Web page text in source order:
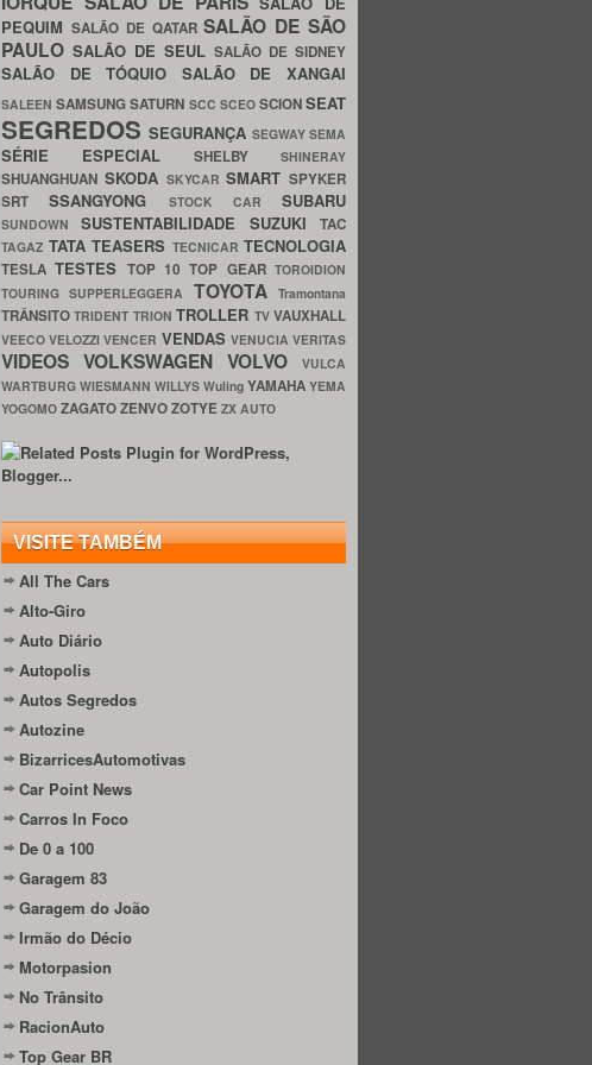
PEQUIM SALÃO DE QATARSALÃO DE SÃO
PAULO SALÃO DE SEUL SALÃO DE SIDNEY
SALÃO DE TÓQUIO SALÃO DE XANGAI
SALEENSAMSUNGSATURN SCC SCEO SCIONSEAT
SEGREDOSSEGURANÇA SEGWAYSEMA
SÉRIE ESPECIAL SHELBY SHINERAY
SHUANGHUAN SKODA SKYCARSMART SPYKER
SRTSSANGYONG STOCK CAR SUBARU
SUNDOWNSUSTENTABILIDADE SUZUKITAC
TAGAZ TATA TEASERS TECNICAR TECNOLOGIA
TESLATESTES TOP 10TOP GEARTOROIDION
TOURING SUPPERLEGGERA TOYOTATramontana
TRÂNSITOTRIDENT TRIONTROLLER TVVAUXHALL
VEECOVELOZZIVENCER VENDAS VENUCIAVERITAS
VIDEOS VOLKSWAGEN VOLVO
VULCA
WARTBURG WIESMANN WILLYS Wuling YAMAHA YEMA
YOGOMO ZAGATOZENVOZOTYE ZX AUTO
VISITE TAMBÉM
All The Cars
Alto-Giro
Auto Diário
Autopolis
Autos Segredos
Autozine
BizarricesAutomotivas
Car Point News
Carros In Foco
De 0 a 100
Garagem 83
Garagem do João
Irmão do Décio
Motorpasion
No Trânsito
RacionAuto
Top Gear BR